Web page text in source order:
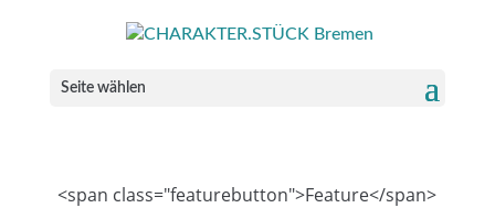
Seite wählen
<span class="featurebutton">Feature</span>